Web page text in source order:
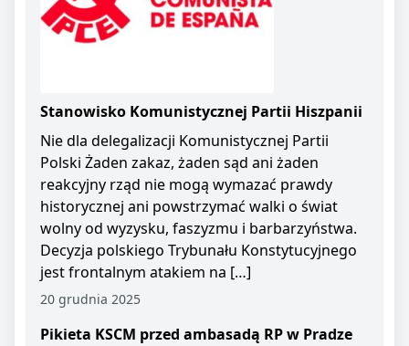
Stanowisko Komunistycznej Partii Hiszpanii
Nie dla delegalizacji Komunistycznej Partii
Polski Żaden zakaz, żaden sąd ani żaden
reakcyjny rząd nie mogą wymazać prawdy
historycznej ani powstrzymać walki o świat
wolny od wyzysku, faszyzmu i barbarzyństwa.
Decyzja polskiego Trybunału Konstytucyjnego
jest frontalnym atakiem na […]
20 grudnia 2025
Pikieta KSCM przed ambasadą RP w Pradze